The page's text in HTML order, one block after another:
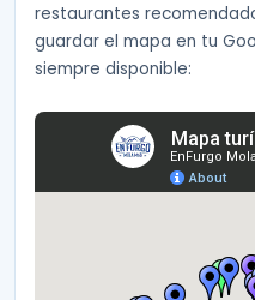
restaurantes
guardar el mapa en tu
siempre disponible: